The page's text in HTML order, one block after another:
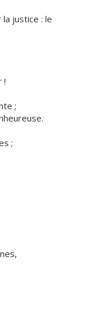
justice : le
!
;
;